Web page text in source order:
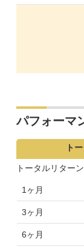
パフォーマ
ト
トータルリターン
1ヶ月
3ヶ月
6ヶ月